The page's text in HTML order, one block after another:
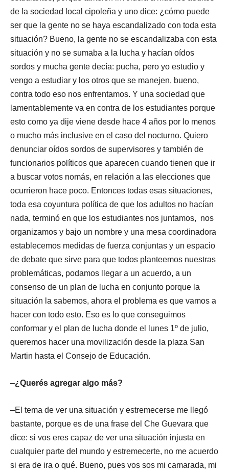
de la sociedad local cipoleña y uno dice: ¿cómo puede
ser que la gente no se haya escandalizado con toda esta
situación? Bueno, la gente no se escandalizaba con esta
situación y no se sumaba a la lucha y hacían oídos
sordos y mucha gente decía: pucha, pero yo estudio y
vengo a estudiar y los otros que se manejen, bueno,
contra todo eso nos enfrentamos. Y una sociedad que
lamentablemente va en contra de los estudiantes porque
esto como ya dije viene desde hace 4 años por lo menos
o mucho más inclusive en el caso del nocturno. Quiero
denunciar oídos sordos de supervisores y también de
funcionarios políticos que aparecen cuando tienen que ir
a buscar votos nomás, en relación a las elecciones que
ocurrieron hace poco. Entonces todas esas situaciones,
toda esa coyuntura política de que los adultos no hacían
nada, terminó en que los estudiantes nos juntamos, nos
organizamos y bajo un nombre y una mesa coordinadora
establecemos medidas de fuerza conjuntas y un espacio
de debate que sirve para que todos planteemos nuestras
problemáticas, podamos llegar a un acuerdo, a un
consenso de un plan de lucha en conjunto porque la
situación la sabemos, ahora el problema es que vamos a
hacer con todo esto. Eso es lo que conseguimos
conformar y el plan de lucha donde el lunes 1º de julio,
queremos hacer una movilización desde la plaza San
Martin hasta el Consejo de Educación.
–¿Querés agregar algo más?
–El tema de ver una situación y estremecerse me llegó
bastante, porque es de una frase del Che Guevara que
dice: si vos eres capaz de ver una situación injusta en
cualquier parte del mundo y estremecerte, no me acuerdo
si era de ira o qué. Bueno, pues vos sos mi camarada, mi